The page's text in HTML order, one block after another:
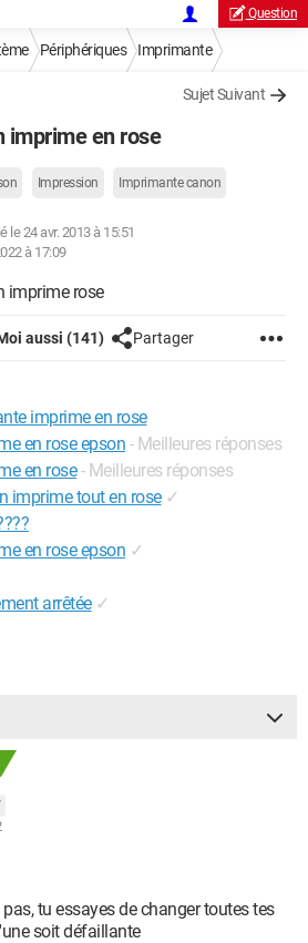
Question
Périphériques Imprimante
Sujet Suivant
imprime en rose
Impression Imprimante canon
le 24 avr. 2013 à 15:51
à 17:09
imprime rose
aussi (141) Partager
imprime en rose
en rose epson - Meilleures réponses
en rose - Meilleures réponses
imprime tout en rose ✓
en rose epson ✓
arrêtée ✓
tu essayes de changer toutes tes
soit défaillante